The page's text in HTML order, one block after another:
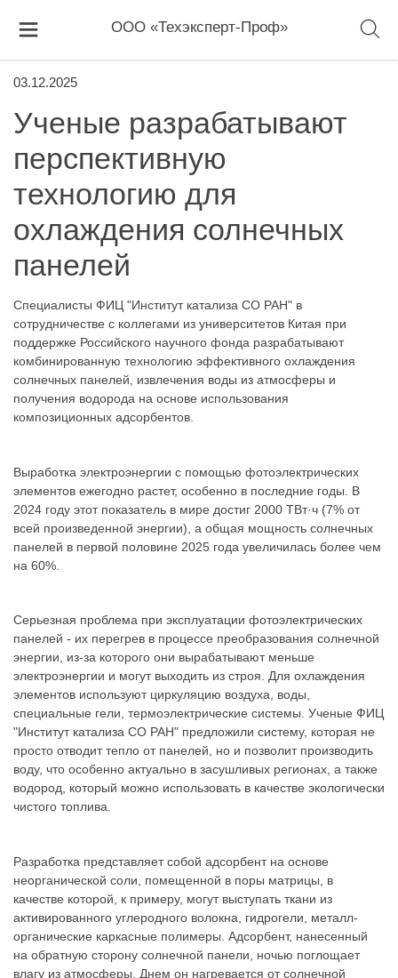
ООО «Техэксперт-Проф»
03.12.2025
Ученые разрабатывают
перспективную
технологию для
охлаждения солнечных
панелей
Специалисты ФИЦ "Институт катализа СО РАН" в
сотрудничестве с коллегами из университетов Китая при
поддержке Российского научного фонда разрабатывают
комбинированную технологию эффективного охлаждения
солнечных панелей, извлечения воды из атмосферы и
получения водорода на основе использования
композиционных адсорбентов.
Выработка электроэнергии с помощью фотоэлектрических
элементов ежегодно растет, особенно в последние годы. В
2024 году этот показатель в мире достиг 2000 ТВт·ч (7% от
всей произведенной энергии), а общая мощность солнечных
панелей в первой половине 2025 года увеличилась более чем
на 60%.
Серьезная проблема при эксплуатации фотоэлектрических
панелей - их перегрев в процессе преобразования солнечной
энергии, из-за которого они вырабатывают меньше
электроэнергии и могут выходить из строя. Для охлаждения
элементов используют циркуляцию воздуха, воды,
специальные гели, термоэлектрические системы. Ученые ФИЦ
"Институт катализа СО РАН" предложили систему, которая не
просто отводит тепло от панелей, но и позволит производить
воду, что особенно актуально в засушливых регионах, а также
водород, который можно использовать в качестве экологически
чистого топлива.
Разработка представляет собой адсорбент на основе
неорганической соли, помещенной в поры матрицы, в
качестве которой, к примеру, могут выступать ткани из
активированного углеродного волокна, гидрогели, металл-
органические каркасные полимеры. Адсорбент, нанесенный
на обратную сторону солнечной панели, ночью поглощает
влагу из атмосферы. Днем он нагревается от солнечной